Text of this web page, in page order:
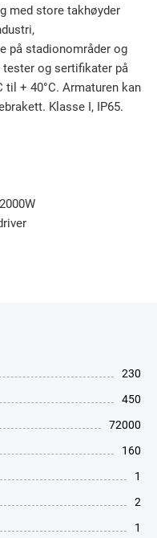
med store takhøyder
på stadionområder og
og sertifikater på
til + 40°C. Armaturen kan
Klasse I, IP65.
230
450
72000
160
1
2
1